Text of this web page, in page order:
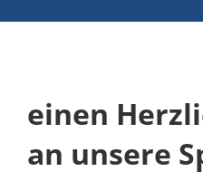
einen
an unsere